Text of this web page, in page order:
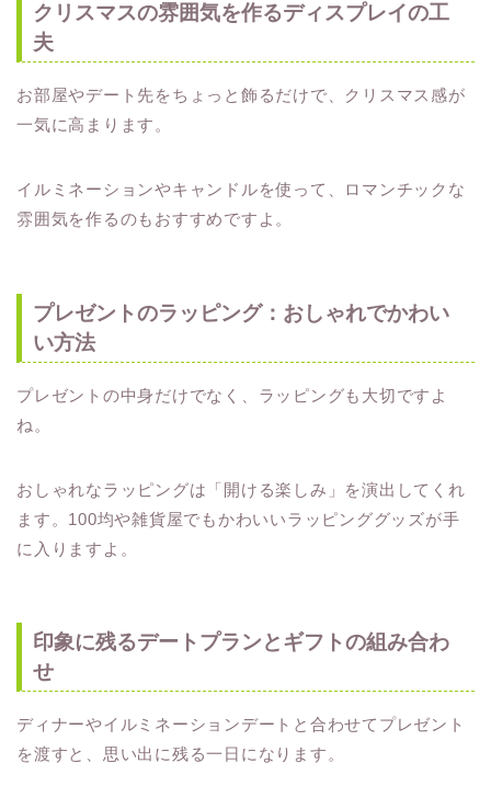
クリスマスの雰囲気を作るディスプレイの工
夫
お部屋やデート先をちょっと飾るだけで、クリスマス感が
一気に高まります。
イルミネーションやキャンドルを使って、ロマンチックな
雰囲気を作るのもおすすめですよ。
プレゼントのラッピング：おしゃれでかわい
い方法
プレゼントの中身だけでなく、ラッピングも大切ですよ
ね。
おしゃれなラッピングは「開ける楽しみ」を演出してくれ
ます。100均や雑貨屋でもかわいいラッピンググッズが手
に入りますよ。
印象に残るデートプランとギフトの組み合わ
せ
ディナーやイルミネーションデートと合わせてプレゼント
を渡すと、思い出に残る一日になります。